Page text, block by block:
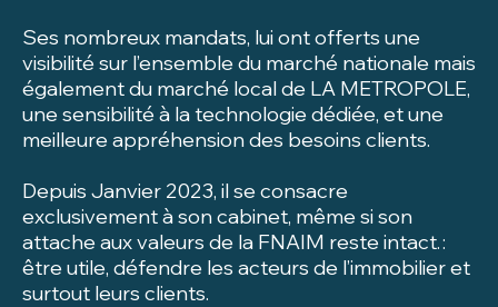
Ses nombreux mandats, lui ont offerts une
visibilité sur l’ensemble du marché nationale mais
également du marché local de LA METROPOLE,
une sensibilité à la technologie dédiée, et une
meilleure appréhension des besoins clients.
Depuis Janvier 2023, il se consacre
exclusivement à son cabinet, même si son
attache aux valeurs de la FNAIM reste intact. :
être utile, défendre les acteurs de l’immobilier et
surtout leurs clients.